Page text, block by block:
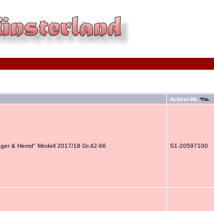
Artikel-Nr.
& Hemd" Modell 2017/18 Gr.42-66
S1-20597100